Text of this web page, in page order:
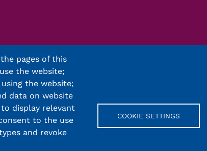
pages of this
the website;
the website;
data on website
display relevant
to the use
and revoke
COOKIE SETTINGS